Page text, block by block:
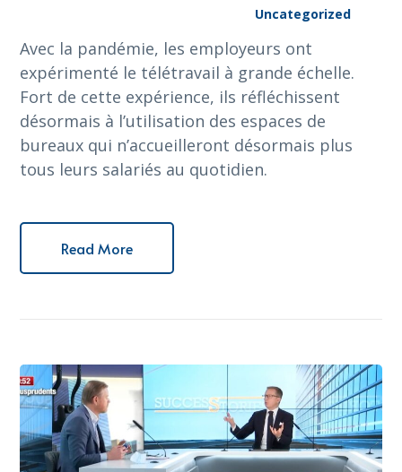
Uncategorized
Avec la pandémie, les employeurs ont
expérimenté le télétravail à grande échelle.
Fort de cette expérience, ils réfléchissent
désormais à l’utilisation des espaces de
bureaux qui n’accueilleront désormais plus
tous leurs salariés au quotidien.
Read More